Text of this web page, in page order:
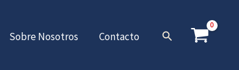
Sobre Nosotros Contacto Buscar